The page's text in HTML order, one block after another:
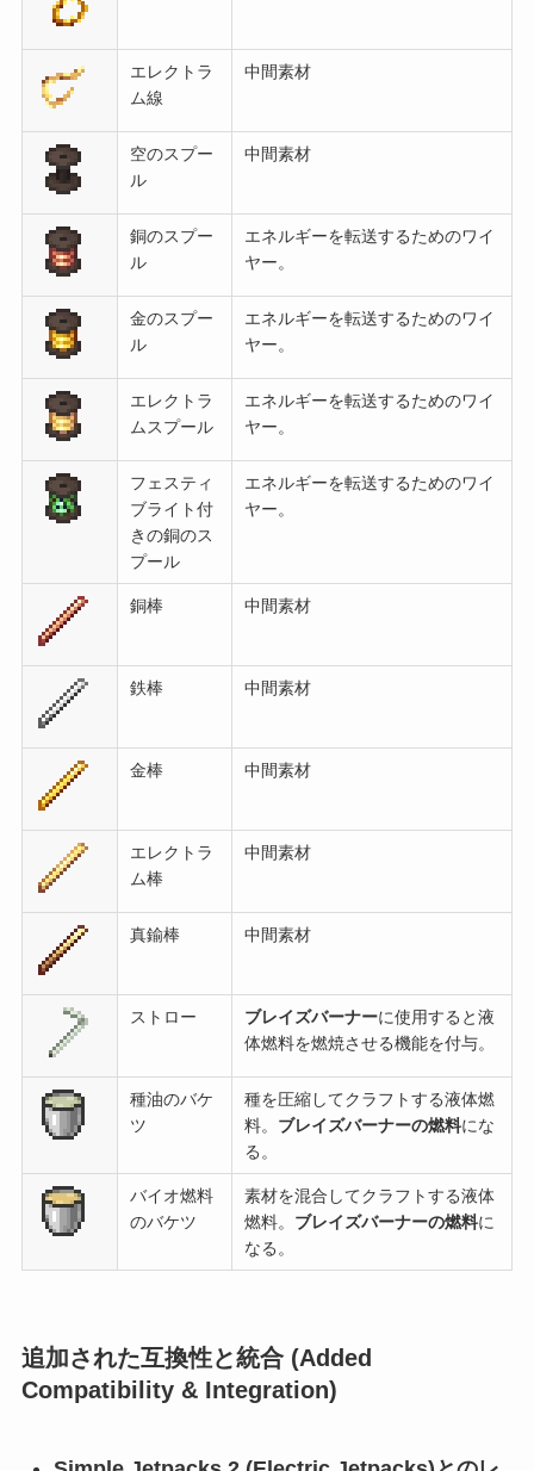
エレクトラ
ム線
中間素材
空のスプー
ル
中間素材
銅のスプー
ル
エネルギーを転送するためのワイ
ヤー。
金のスプー
ル
エネルギーを転送するためのワイ
ヤー。
エレクトラ
ムスプール
エネルギーを転送するためのワイ
ヤー。
フェスティ
ブライト付
きの銅のス
プール
エネルギーを転送するためのワイ
ヤー。
銅棒 中間素材
鉄棒 中間素材
金棒 中間素材
エレクトラ
ム棒
中間素材
真鍮棒 中間素材
ストロー ブレイズバーナーに使用すると液
体燃料を燃焼させる機能を付与。
種油のバケ
ツ
種を圧縮してクラフトする液体燃
料。 ブレイズバーナーの燃料にな
る。
バイオ燃料
のバケツ
素材を混合してクラフトする液体
燃料。 ブレイズバーナーの燃料に
なる。
追加された互換性と統合 (Added
Compatibility & Integration)